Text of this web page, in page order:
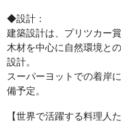
◆設計：
建築設計は、プリツカー
木材を中心に自然環境と
設計。
スーパーヨットでの着岸
備予定。
【世界で活躍する料理人